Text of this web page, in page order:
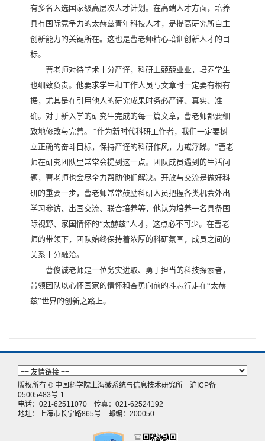
有多名入选国家级高层次人才计划。在高端人才方面，培养
具有国际竞争力的太赫兹青年科技人才，是提高研究所自主
创新能力的关键所在。这也是曹老师精心培训创新人才的目
标。
曹老师对待学术十分严谨，科研上兢兢业业，培养学生
也细致负责。他要求学生和工作人员写文章时一定要有根有
据，尤其是在引用他人的研究成果时务必严谨、真实、准
确。对于新入学的研究生完成的每一篇文章，曹老师都要细
致地修改与完善。 “作为新时代科研工作者，我们一定要树
立正确的奋斗目标，保持严谨的科研作风，力戒浮躁。”曹老
师在研究团队里常常会提到这一点。团队成员遇到的生活问
题，曹老师也会尽全力帮助他们解决。开放与交流是做好科
研的重要一步，曹老师常常鼓励科研人员把握各类机会外出
学习参访、出国交流、联合培养等，他认为培养一名具备国
际视野、家国情怀的“太赫兹”人才，这点必不可少。在曹老
师的带领下，团队始终保持着浓厚的科研氛围，成员之间的
关系十分融洽。
曹俊诚老师是一位务实进取、勇于担当的科技探索者，
带领团队以心怀国家的情怀和奋勇向前的斗志行走在“太赫
兹”世界的创新之路上。
版权所有 © 中国科学院上海微系统与信息技术研究所 沪ICP备
05005483号-1
电话：021-62511070 传真：021-62524192
地址：上海市长宁路865号 邮编：200050